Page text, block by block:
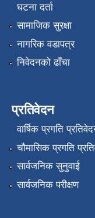
घटना दर्ता
सामाजिक सुरक्षा
नागरिक वडापत्र
निवेदनको ढाँचा
प्रतिवेदन
वार्षिक प्रगति
चौमासिक प्रगति
सार्वजनिक सुनुवाई
सार्वजनिक परीक्षण